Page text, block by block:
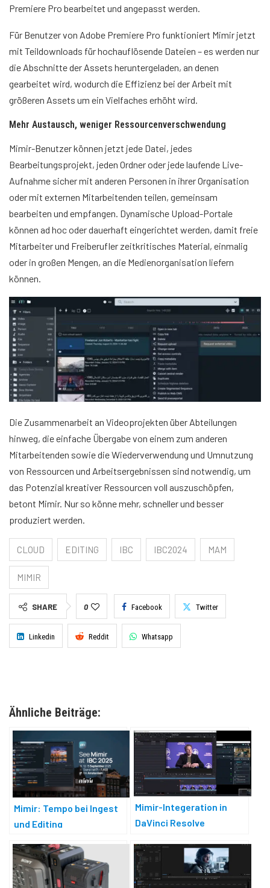
Premiere Pro bearbeitet und angepasst werden.
Für Benutzer von Adobe Premiere Pro funktioniert Mimir jetzt
mit Teildownloads für hochauflösende Dateien – es werden nur
die Abschnitte der Assets heruntergeladen, an denen
gearbeitet wird, wodurch die Effizienz bei der Arbeit mit
größeren Assets um ein Vielfaches erhöht wird.
Mehr Austausch, weniger Ressourcenverschwendung
Mimir-Benutzer können jetzt jede Datei, jedes
Bearbeitungsprojekt, jeden Ordner oder jede laufende Live-
Aufnahme sicher mit anderen Personen in ihrer Organisation
oder mit externen Mitarbeitenden teilen, gemeinsam
bearbeiten und empfangen. Dynamische Upload-Portale
können ad hoc oder dauerhaft eingerichtet werden, damit freie
Mitarbeiter und Freiberufler zeitkritisches Material, einmalig
oder in großen Mengen, an die Medienorganisation liefern
können.
Die Zusammenarbeit an Videoprojekten über Abteilungen
hinweg, die einfache Übergabe von einem zum anderen
Mitarbeitenden sowie die Wiederverwendung und Umnutzung
von Ressourcen und Arbeitsergebnissen sind notwendig, um
das Potenzial kreativer Ressourcen voll auszuschöpfen,
betont Mimir. Nur so könne mehr, schneller und besser
produziert werden.
CLOUD EDITING IBC IBC2024 MAM
MIMIR
SHARE 0 Facebook Twitter
Linkedin Reddit Whatsapp
Ähnliche Beiträge:
Mimir: Tempo bei Ingest
und Editing
Mimir-Integeration in
DaVinci Resolve